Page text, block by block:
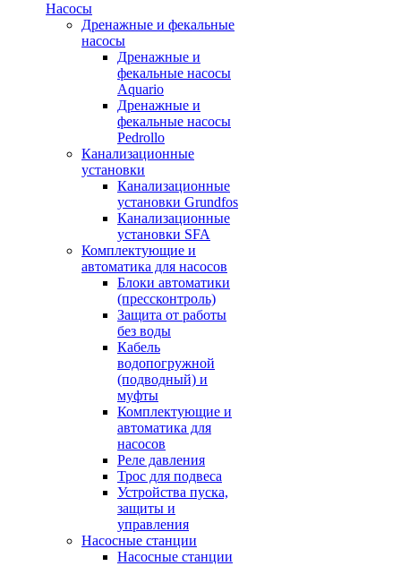
Насосы
Дренажные и фекальные
насосы
Дренажные и
фекальные насосы
Aquario
Дренажные и
фекальные насосы
Pedrollo
Канализационные
установки
Канализационные
установки Grundfos
Канализационные
установки SFA
Комплектующие и
автоматика для насосов
Блоки автоматики
(прессконтроль)
Защита от работы
без воды
Кабель
водопогружной
(подводный) и
муфты
Комплектующие и
автоматика для
насосов
Реле давления
Трос для подвеса
Устройства пуска,
защиты и
управления
Насосные станции
Насосные станции